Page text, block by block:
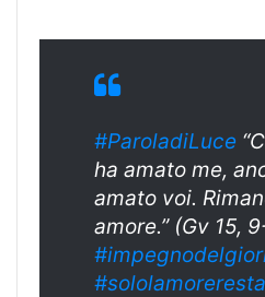
#ParoladiLuce
ha amato me,
amato voi.
amore.” (Gv 15,
#sololamoreresta